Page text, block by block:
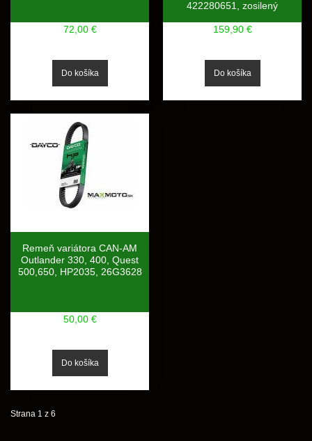
72,00 €
422280651, zosilený
159,90 €
Remeň variátora CAN-AM
Outlander 330, 400, Quest
500,650, HP2035, 26G3628
50,00 €
Strana 1 z 6